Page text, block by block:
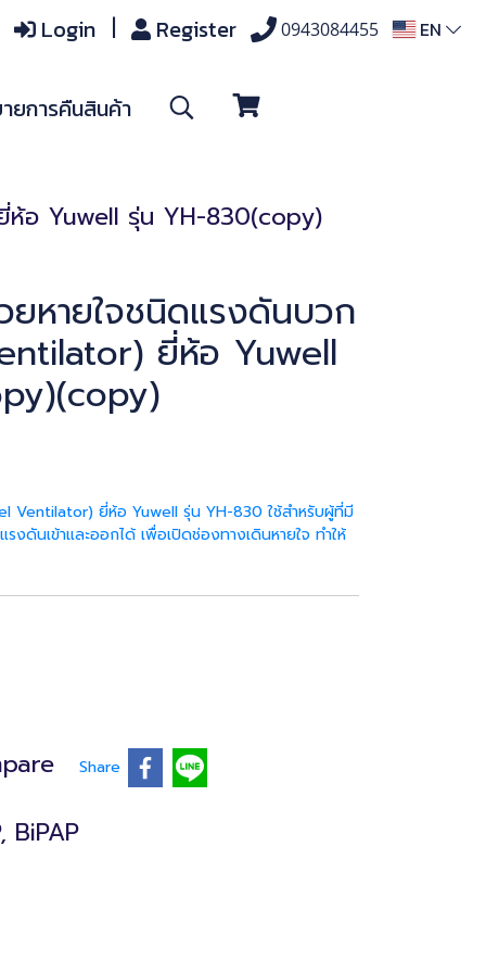
Login Register 0943084455 EN
ยการคืนสินค้า
ห้อ Yuwell รุ่น YH-830(copy)
ยหายใจชนิดแรงดันบวก
ยี่ห้อ Yuwell
Ventilator) ยี่ห้อ Yuwell รุ่น YH-830 ใช้สำหรับผู้ที่มี
ดันเข้าและออกได้ เพื่อเปิดช่องทางเดินหายใจ ทำให้
Share
BiPAP